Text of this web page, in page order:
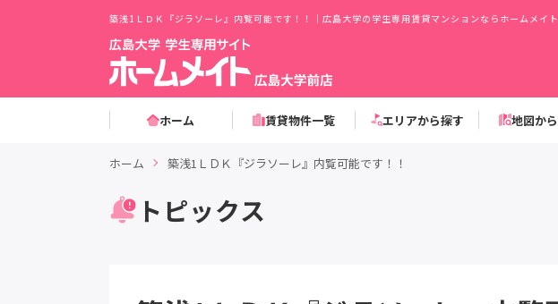
築浅1ＬＤＫ『ジラソーレ』内覧可能です！！｜広島大学の学生専用賃貸マンションならホームメイ
ホーム 賃貸物件一覧 エリアから探す 地図か
ホーム 築浅1ＬＤＫ『ジラソーレ』内覧可能です！！
トピックス